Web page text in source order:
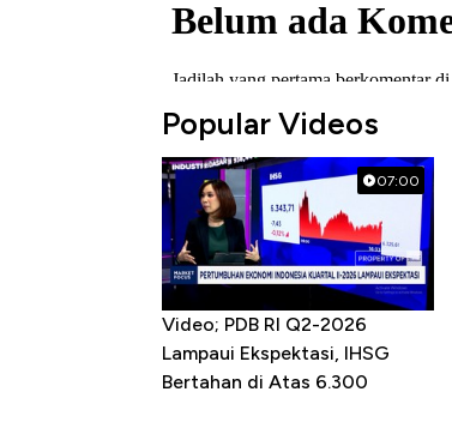
Popular Videos
07:00
Video; PDB RI Q2-2026
Lampaui Ekspektasi, IHSG
Bertahan di Atas 6.300